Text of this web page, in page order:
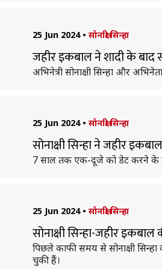
25 Jun 2024 • सोनाक्षी सिन्हा
जहीर इकबाल ने शादी के बाद
अभिनेत्री सोनाक्षी सिन्हा और
25 Jun 2024 • सोनाक्षी सिन्हा
सोनाक्षी सिन्हा ने जहीर
7 साल तक एक-दूजे को डेट करने के
25 Jun 2024 • सोनाक्षी सिन्हा
सोनाक्षी सिन्हा-जहीर इकबाल
पिछले काफी समय से सोनाक्षी
चुकी हैं।